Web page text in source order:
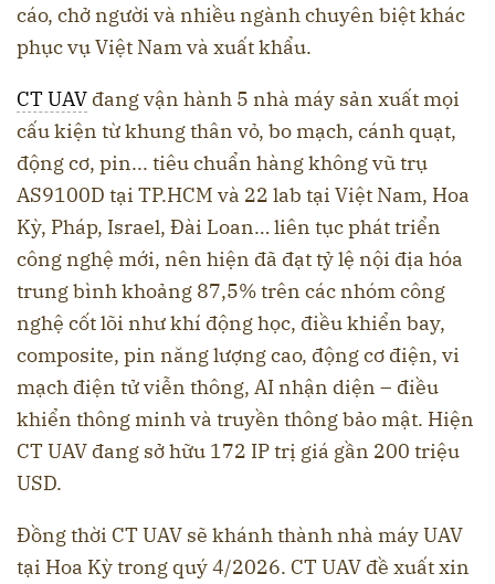
cáo, chở người và nhiều ngành chuyên biệt khác
phục vụ Việt Nam và xuất khẩu.
CT UAV đang vận hành 5 nhà máy sản xuất mọi
cấu kiện từ khung thân vỏ, bo mạch, cánh quạt,
động cơ, pin... tiêu chuẩn hàng không vũ trụ
AS9100D tại TP.HCM và 22 lab tại Việt Nam, Hoa
Kỳ, Pháp, Israel, Đài Loan… liên tục phát triển
công nghệ mới, nên hiện đã đạt tỷ lệ nội địa hóa
trung bình khoảng 87,5% trên các nhóm công
nghệ cốt lõi như khí động học, điều khiển bay,
composite, pin năng lượng cao, động cơ điện, vi
mạch điện tử viễn thông, AI nhận diện – điều
khiển thông minh và truyền thông bảo mật. Hiện
CT UAV đang sở hữu 172 IP trị giá gần 200 triệu
USD.
Đồng thời CT UAV sẽ khánh thành nhà máy UAV
tại Hoa Kỳ trong quý 4/2026. CT UAV đề xuất xin